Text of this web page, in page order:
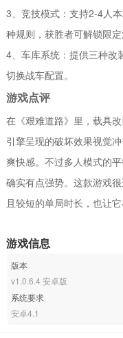
3、竞技模式：支持2-4人
种规则，获胜者可解锁限定
4、车库系统：提供三种改
切换战车配置。
游戏点评
在《艰难道路》里，载具
引擎呈现的破坏效果视觉
爽快感。不过多人模式的
确实有点强势。这款游戏
且较短的单局时长，也让
游戏信息
版本
v1.0.6.4 安卓版
系统要求
安卓4.1